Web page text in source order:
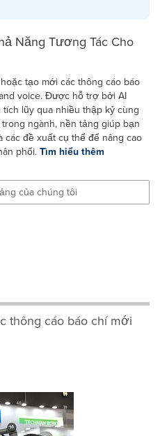
Năng Tương Tác Cho
tạo mới các thông cáo báo
voice. Được hỗ trợ bởi AI
lũy qua nhiều thập kỷ cùng
ngành, nền tảng giúp bạn
các đề xuất cụ thể để nâng cao
phối.Tìm hiểu thêm
của chúng tôi
thông cáo báo chí mới